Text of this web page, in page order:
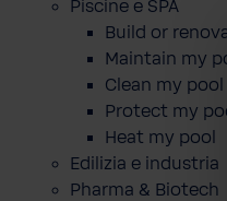
Piscine e SPA
Build or
Maintain my
Clean my pool
Protect my
Heat my pool
Edilizia e industria
Pharma & Biotech